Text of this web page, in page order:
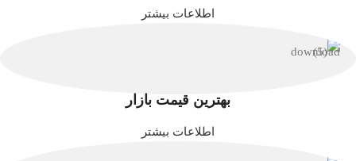
اطلاعات بیشتر
بهترین قیمت بازار
اطلاعات بیشتر